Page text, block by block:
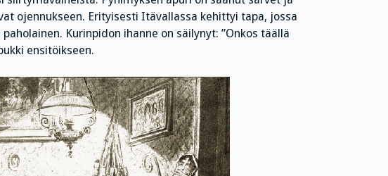
ojennukseen. Erityisesti Itävallassa kehittyi tapa, jossa
Kurinpidon ihanne on säilynyt: ”Onkos täällä
ensitöikseen.